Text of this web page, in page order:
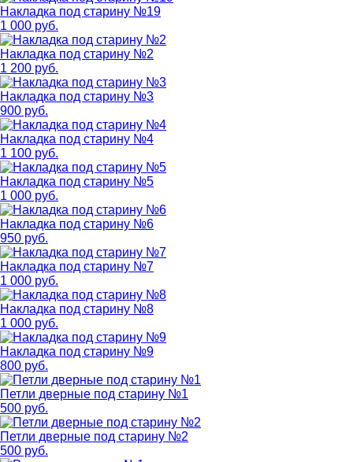
Накладка под старину №19
1 000 руб.
Накладка под старину №2
1 200 руб.
Накладка под старину №3
900 руб.
Накладка под старину №4
1 100 руб.
Накладка под старину №5
1 000 руб.
Накладка под старину №6
950 руб.
Накладка под старину №7
1 000 руб.
Накладка под старину №8
1 000 руб.
Накладка под старину №9
800 руб.
Петли дверные под старину №1
500 руб.
Петли дверные под старину №2
500 руб.